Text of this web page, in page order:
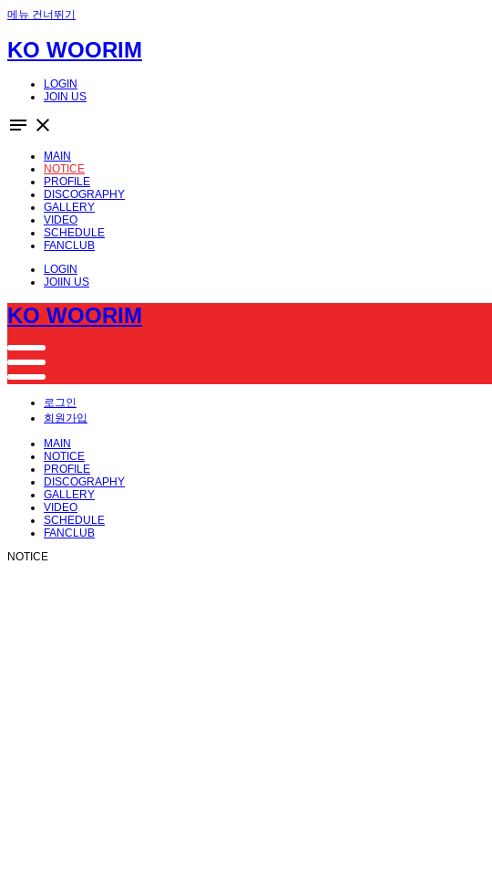
메뉴 건너뛰기
KO WOORIM
LOGIN
JOIN US
notes close
MAIN
NOTICE
PROFILE
DISCOGRAPHY
GALLERY
VIDEO
SCHEDULE
FANCLUB
LOGIN
JOIIN US
KO WOORIM
로그인
회원가입
MAIN
NOTICE
PROFILE
DISCOGRAPHY
GALLERY
VIDEO
SCHEDULE
FANCLUB
NOTICE